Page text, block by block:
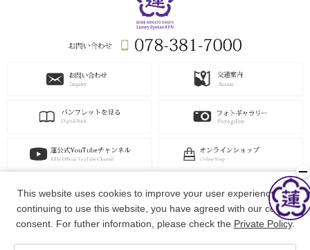
This website uses cookies to improve your user experience. By
continuing to use this website, you have agreed with our cookie
consent. For futher information, please check the Private Policy.